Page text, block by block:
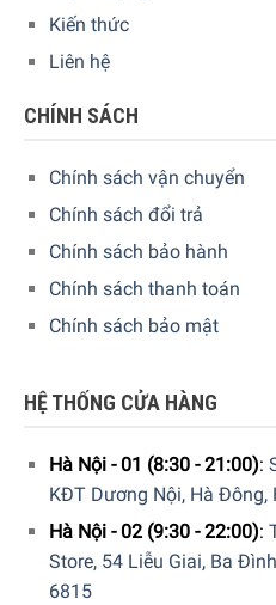
Máy hút bụi không dây Bosch
Bosch BHN20L
Động cơ PowerBrush
và
điểm tạo nên sự khác biệt
bụi bẩn của máy hút bụi
bảo kết quả làm sạch có thể
Bên cạnh đó, người dùng có
Kiến thức
Liên hệ
CHÍNH SÁCH
Chính sách vận chuyển
Chính sách đổi trả
Chính sách bảo hành
Chính sách thanh toán
Chính sách bảo mật
HỆ THỐNG CỬA HÀNG
Hà Nội - 01 (8:30 - 21:00):
KĐT Dương Nội, Hà Đông,
Hà Nội - 02 (9:30 - 22:00):
Store, 54 Liễu Giai, Ba
6815